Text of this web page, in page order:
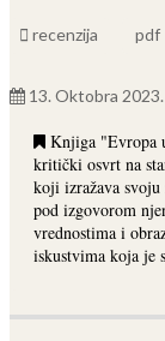
recenzija pdf
13. Oktobra 2023.
Knjiga "Evropa
kritički osvrt na
koji izražava svoju
pod izgovorom
vrednostima i
iskustvima koja je